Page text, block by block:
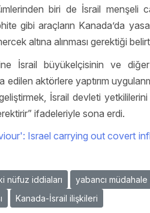
biri de İsrail menşeli
gibi araçların Kanada’da
altına alınması gerektiği
İsrail büyükelçisinin ve diğer
edilen aktörlere yaptırım
İsrail devleti yetkililerini
ifadeleriyle sona erdi.
Israel carrying out covert
nüfuz iddiaları yabancı
Kanada-İsrail ilişkileri